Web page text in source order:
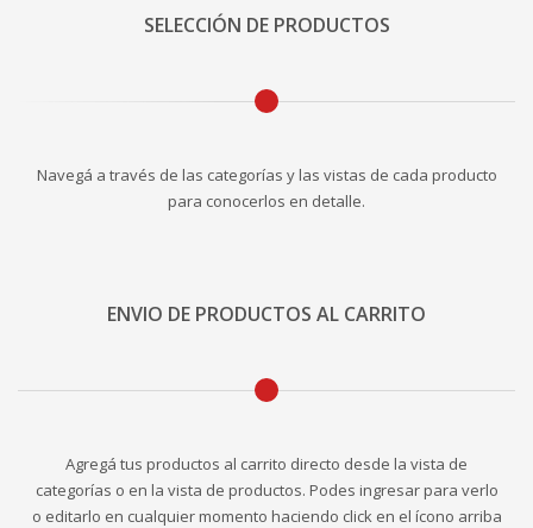
SELECCIÓN DE PRODUCTOS
Navegá a través de las categorías y las vistas de cada producto
para conocerlos en detalle.
ENVIO DE PRODUCTOS AL CARRITO
Agregá tus productos al carrito directo desde la vista de
categorías o en la vista de productos. Podes ingresar para verlo
o editarlo en cualquier momento haciendo click en el ícono arriba